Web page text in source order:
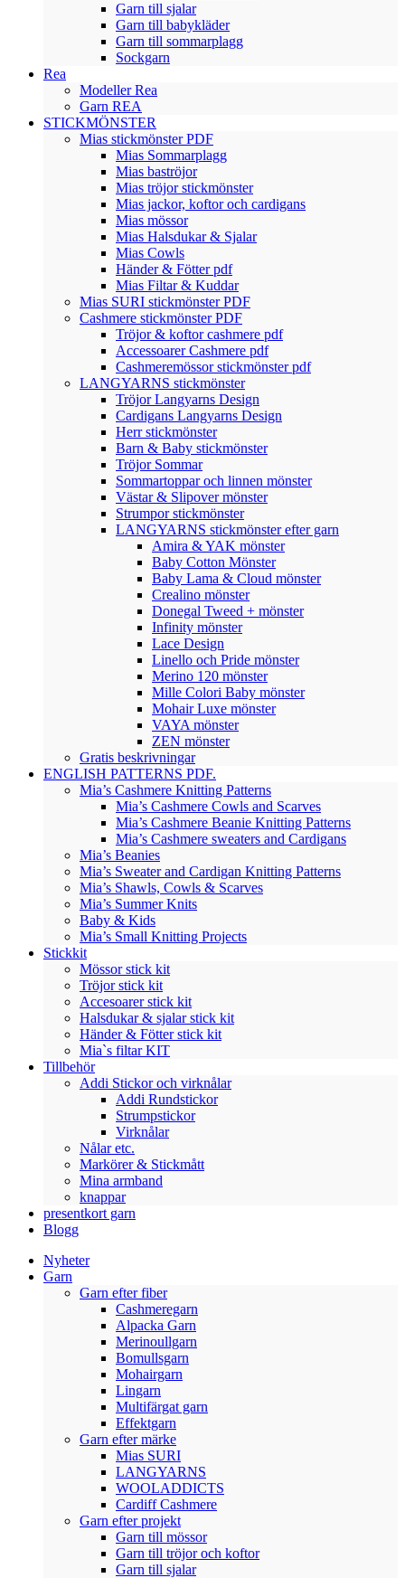
Garn till sjalar
Garn till babykläder
Garn till sommarplagg
Sockgarn
Rea
Modeller Rea
Garn REA
STICKMÖNSTER
Mias stickmönster PDF
Mias Sommarplagg
Mias baströjor
Mias tröjor stickmönster
Mias jackor, koftor och cardigans
Mias mössor
Mias Halsdukar & Sjalar
Mias Cowls
Händer & Fötter pdf
Mias Filtar & Kuddar
Mias SURI stickmönster PDF
Cashmere stickmönster PDF
Tröjor & koftor cashmere pdf
Accessoarer Cashmere pdf
Cashmeremössor stickmönster pdf
LANGYARNS stickmönster
Tröjor Langyarns Design
Cardigans Langyarns Design
Herr stickmönster
Barn & Baby stickmönster
Tröjor Sommar
Sommartoppar och linnen mönster
Västar & Slipover mönster
Strumpor stickmönster
LANGYARNS stickmönster efter garn
Amira & YAK mönster
Baby Cotton Mönster
Baby Lama & Cloud mönster
Crealino mönster
Donegal Tweed + mönster
Infinity mönster
Lace Design
Linello och Pride mönster
Merino 120 mönster
Mille Colori Baby mönster
Mohair Luxe mönster
VAYA mönster
ZEN mönster
Gratis beskrivningar
ENGLISH PATTERNS PDF.
Mia’s Cashmere Knitting Patterns
Mia’s Cashmere Cowls and Scarves
Mia’s Cashmere Beanie Knitting Patterns
Mia’s Cashmere sweaters and Cardigans
Mia’s Beanies
Mia’s Sweater and Cardigan Knitting Patterns
Mia’s Shawls, Cowls & Scarves
Mia’s Summer Knits
Baby & Kids
Mia’s Small Knitting Projects
Stickkit
Mössor stick kit
Tröjor stick kit
Accesoarer stick kit
Halsdukar & sjalar stick kit
Händer & Fötter stick kit
Mia`s filtar KIT
Tillbehör
Addi Stickor och virknålar
Addi Rundstickor
Strumpstickor
Virknålar
Nålar etc.
Markörer & Stickmått
Mina armband
knappar
presentkort garn
Blogg
Nyheter
Garn
Garn efter fiber
Cashmeregarn
Alpacka Garn
Merinoullgarn
Bomullsgarn
Mohairgarn
Lingarn
Multifärgat garn
Effektgarn
Garn efter märke
Mias SURI
LANGYARNS
WOOLADDICTS
Cardiff Cashmere
Garn efter projekt
Garn till mössor
Garn till tröjor och koftor
Garn till sjalar